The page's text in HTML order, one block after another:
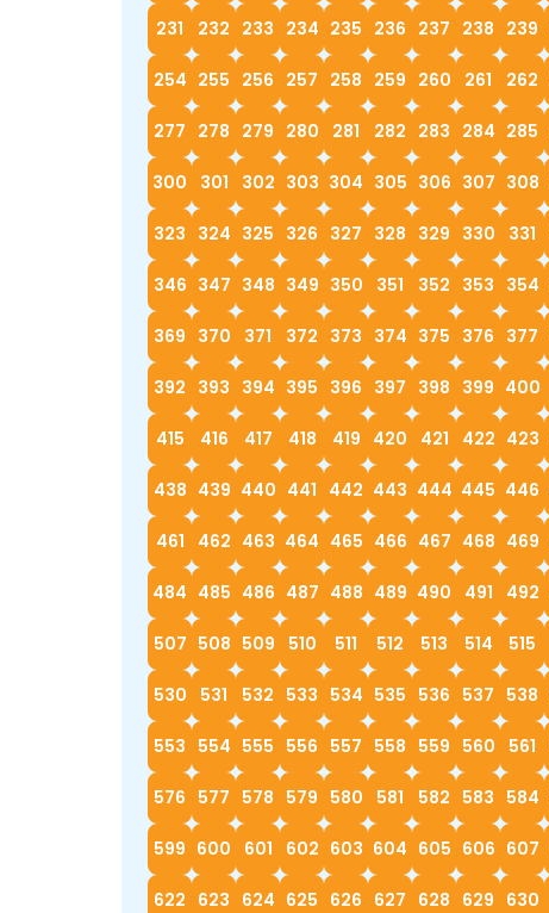
231 232 233 234 235 236 237 238 239
254 255 256 257 258 259 260 261 262
277 278 279 280 281 282 283 284 285
300 301 302 303 304 305 306 307 308
323 324 325 326 327 328 329 330 331
346 347 348 349 350 351 352 353 354
369 370 371 372 373 374 375 376 377
392 393 394 395 396 397 398 399 400
415 416 417 418 419 420 421 422 423
438 439 440 441 442 443 444 445 446
461 462 463 464 465 466 467 468 469
484 485 486 487 488 489 490 491 492
507 508 509 510 511 512 513 514 515
530 531 532 533 534 535 536 537 538
553 554 555 556 557 558 559 560 561
576 577 578 579 580 581 582 583 584
599 600 601 602 603 604 605 606 607
622 623 624 625 626 627 628 629 630